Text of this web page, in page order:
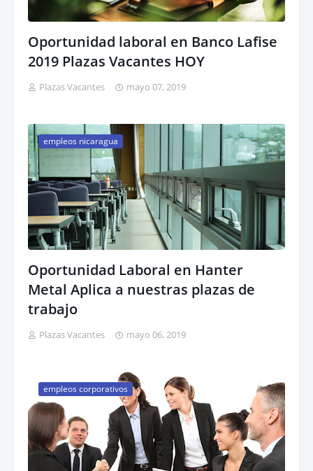
Oportunidad laboral en Banco Lafise
2019 Plazas Vacantes HOY
Plazas Vacantes mayo 07, 2019
empleos nicaragua
Oportunidad Laboral en Hanter
Metal Aplica a nuestras plazas de
trabajo
Plazas Vacantes mayo 06, 2019
empleos corporativos